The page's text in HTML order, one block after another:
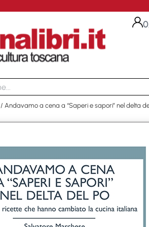
/ Andavamo a cena a “Saperi e sapori” nel delta